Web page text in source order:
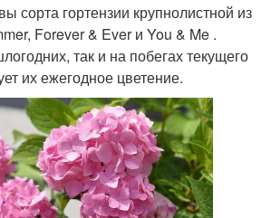
сор­та гортензии крупнолистной из
Forever & Ever и You & Me .
так и на побегах текущего
их ежегодное цветение.